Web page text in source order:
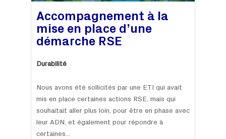
Accompagnement à la
mise en place d’une
démarche RSE
Durabilité
Nous avons été sollicités par une ETI qui avait
mis en place certaines actions RSE, mais qui
souhaitait aller plus loin, pour être en phase avec
leur ADN, et également pour répondre à
certaines...